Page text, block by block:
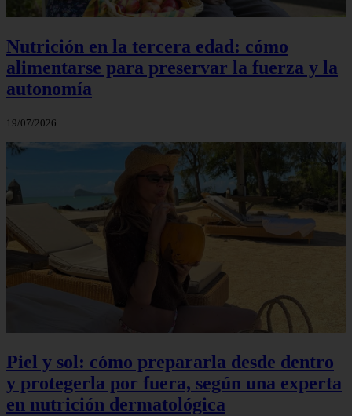
Nutrición en la tercera edad: cómo
alimentarse para preservar la fuerza y la
autonomía
19/07/2026
Piel y sol: cómo prepararla desde dentro
y protegerla por fuera, según una experta
en nutrición dermatológica